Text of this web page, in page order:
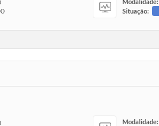
Situação:
Modalidade: